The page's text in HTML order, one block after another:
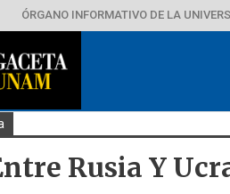
ÓRGANO INFORMATIVO DE LA
Rusia Y